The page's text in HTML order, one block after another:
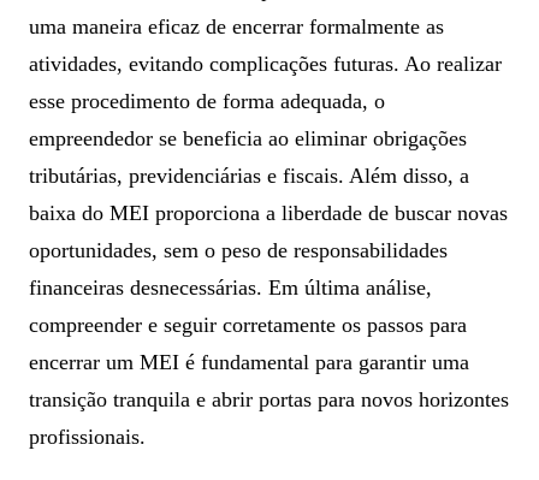
uma maneira eficaz de encerrar formalmente as
atividades, evitando complicações futuras. Ao realizar
esse procedimento de forma adequada, o
empreendedor se beneficia ao eliminar obrigações
tributárias, previdenciárias e fiscais. Além disso, a
baixa do MEI proporciona a liberdade de buscar novas
oportunidades, sem o peso de responsabilidades
financeiras desnecessárias. Em última análise,
compreender e seguir corretamente os passos para
encerrar um MEI é fundamental para garantir uma
transição tranquila e abrir portas para novos horizontes
profissionais.